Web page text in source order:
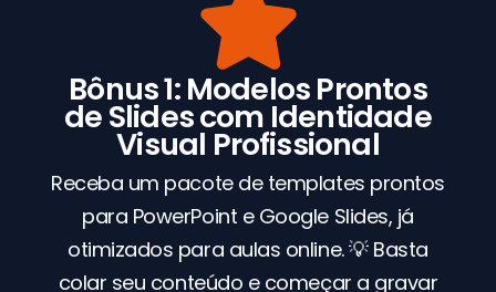
Bônus 1: Modelos Prontos
de Slides com Identidade
Visual Profissional
Receba um pacote de templates prontos
para PowerPoint e Google Slides, já
otimizados para aulas online. 💡 Basta
colar seu conteúdo e começar a gravar